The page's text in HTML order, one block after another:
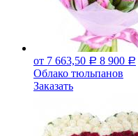
от 7 663,50 Р 8 900 Р
Облако тюльпанов
Заказать